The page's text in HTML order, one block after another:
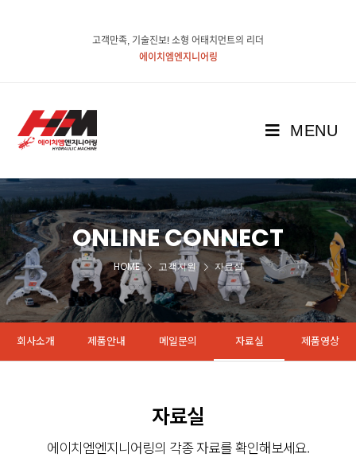
고객만족, 기술진보! 소형 어태치먼트의 리더
에이치엠엔지니어링
MENU
ONLINE CONNECT
HOME 고객지원 자료실
회사소개 제품안내 메일문의 자료실 제품영상
자료실
에이치엠엔지니어링의 각종 자료를 확인해보세요.